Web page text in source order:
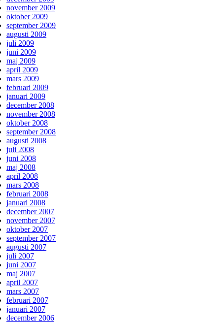
november 2009
oktober 2009
september 2009
augusti 2009
juli 2009
juni 2009
maj 2009
april 2009
mars 2009
februari 2009
januari 2009
december 2008
november 2008
oktober 2008
september 2008
augusti 2008
juli 2008
juni 2008
maj 2008
april 2008
mars 2008
februari 2008
januari 2008
december 2007
november 2007
oktober 2007
september 2007
augusti 2007
juli 2007
juni 2007
maj 2007
april 2007
mars 2007
februari 2007
januari 2007
december 2006